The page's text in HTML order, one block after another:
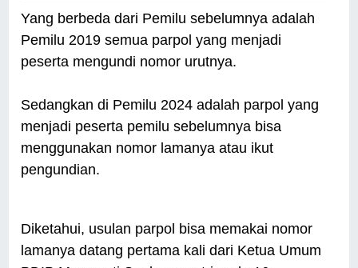
Yang berbeda dari Pemilu sebelumnya adalah
Pemilu 2019 semua parpol yang menjadi
peserta mengundi nomor urutnya.
Sedangkan di Pemilu 2024 adalah parpol yang
menjadi peserta pemilu sebelumnya bisa
menggunakan nomor lamanya atau ikut
pengundian.
Diketahui, usulan parpol bisa memakai nomor
lamanya datang pertama kali dari Ketua Umum